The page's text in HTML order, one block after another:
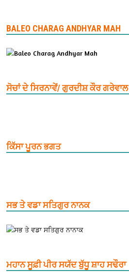
BALEO CHARAG ANDHYAR MAH
ਸੋਚਾਂ ਦੇ ਸਿਰਨਾਵੇਂ/ ਗੁਰਦੀਸ਼ ਕੌਰ ਗਰੇਵਾਲ
ਕਿੱਸਾ ਪੂਰਨ ਭਗਤ
ਸਭ ਤੇ ਵਡਾ ਸਤਿਗੁਰ ਨਾਨਕ
ਮਹਾਨ ਸੂਫ਼ੀ ਪੀਰ ਸਯੱਦ ਬੁੱਧੂ ਸ਼ਾਹ ਸਢੌਰਾ